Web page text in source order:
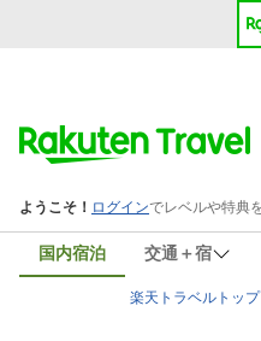
国内宿泊 交通＋宿
楽天トラベルトップ